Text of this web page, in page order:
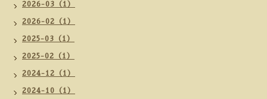
2026-03（1）
2026-02（1）
2025-03（1）
2025-02（1）
2024-12（1）
2024-10（1）